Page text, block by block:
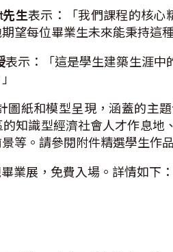
先生表示：「我們課程的核
望每位畢業生未來能秉持這
表示：「這是學生建築生涯中
圖紙和模型呈現，涵蓋的主
知識型經濟社會人才作息
等。請參閱附件精選學生作
業展，免費入場。詳情如下：